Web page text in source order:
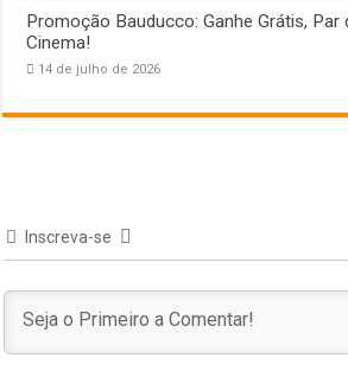
Promoção Bauducco: Ganhe Grátis, Par
Cinema!
14 de julho de 2026
Inscreva-se